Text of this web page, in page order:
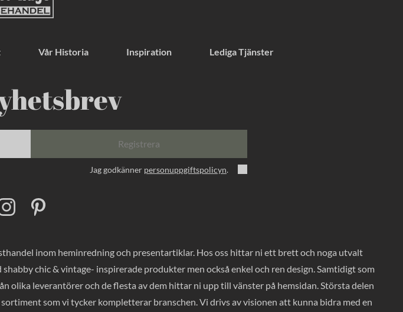
Vår Historia Inspiration Lediga Tjänster
Registrera
Jag godkänner personuppgiftspolicyn.
I
n
g
r
a
r
e
s
inom heminredning och presentartiklar. Hos oss hittar ni ett brett och noga utvalt
chic & vintage- inspirerade produkter men också enkel och ren design. Samtidigt som
leverantörer och de flesta av dem hittar ni upp till vänster på hemsidan. Största delen
som vi tycker kompletterar branschen. Vi drivs av visionen att kunna bidra med en